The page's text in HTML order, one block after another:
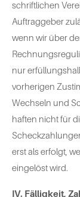
schriftlichen
Auftraggeber
wenn wir über
nur
vorherigen
Wechseln und
haften nicht für
erst als erfolgt,
eingelöst wird.
IV. Fälligkeit,